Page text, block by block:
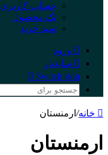
حساب کاربری
تک محصول
سبد خرید
ورود
سایدبار
Switch skin
خانه/ ارمنستان
ارمنستان